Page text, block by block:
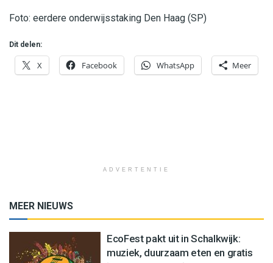
Foto: eerdere onderwijsstaking Den Haag (SP)
Dit delen:
X Facebook WhatsApp Meer
ADVERTENTIE
MEER NIEUWS
EcoFest pakt uit in Schalkwijk:
muziek, duurzaam eten en gratis